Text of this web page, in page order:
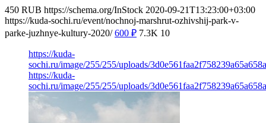
450 RUB https://schema.org/InStock 2020-09-21T13:23:00+03:00
https://kuda-sochi.ru/event/nochnoj-marshrut-ozhivshij-park-v-
parke-juzhnye-kultury-2020/ 600 ₽ 7.3K 10
https://kuda-
sochi.ru/image/255/255/uploads/
https://kuda-
sochi.ru/image/255/255/uploads/